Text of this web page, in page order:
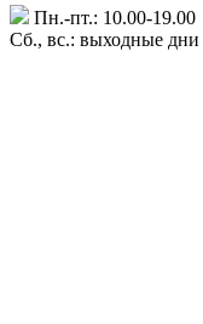
Пн.-пт.: 10.00-19.00
Сб., вс.: выходные дни